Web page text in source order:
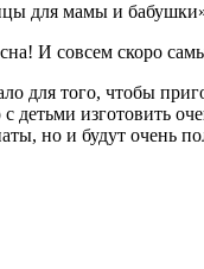
для мамы и
И совсем скоро
для того, чтобы
детьми изготовить
но и будут очень